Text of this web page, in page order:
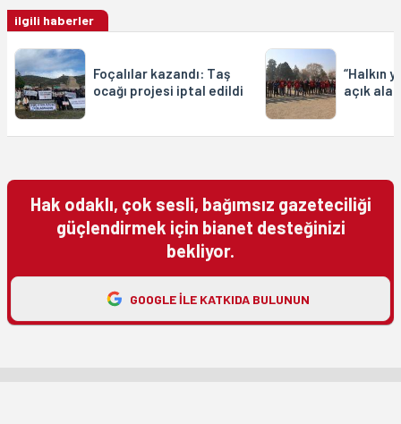
ilgili haberler
Foçalılar kazandı: Taş
ocağı projesi iptal edildi
“Halkın
açık
Hak odaklı, çok sesli, bağımsız gazeteciliği
güçlendirmek için bianet desteğinizi
bekliyor.
GOOGLE ILE KATKIDA BULUNUN